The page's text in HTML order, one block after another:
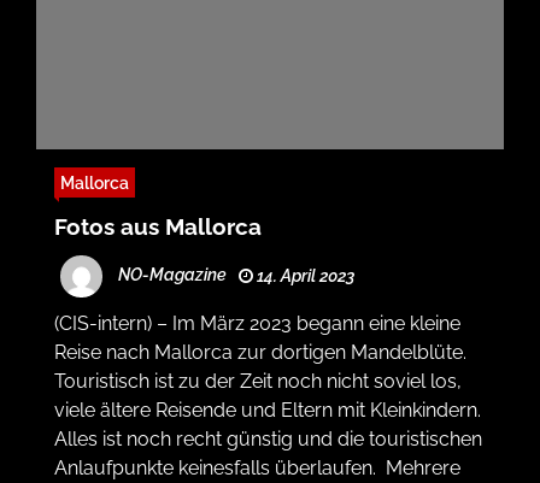
Mallorca
Fotos aus Mallorca
NO-Magazine 14. April 2023
(CIS-intern) – Im März 2023 begann eine kleine
Reise nach Mallorca zur dortigen Mandelblüte.
Touristisch ist zu der Zeit noch nicht soviel los,
viele ältere Reisende und Eltern mit Kleinkindern.
Alles ist noch recht günstig und die touristischen
Anlaufpunkte keinesfalls überlaufen. Mehrere